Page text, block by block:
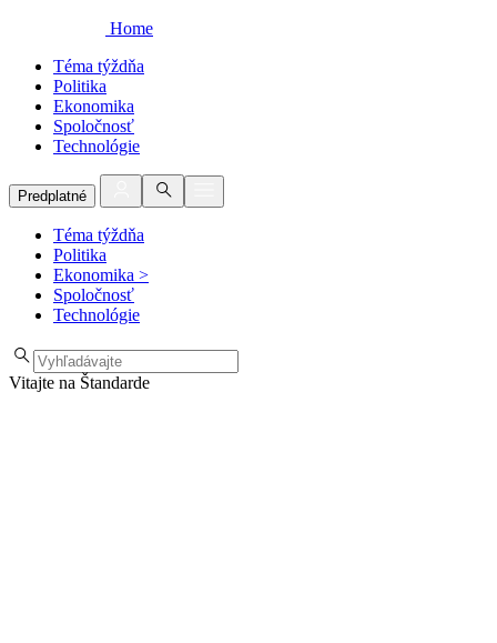
Home
Téma týždňa
Politika
Ekonomika
Spoločnosť
Technológie
Predplatné
Téma týždňa
Politika
Ekonomika >
Spoločnosť
Technológie
Vitajte na Štandarde